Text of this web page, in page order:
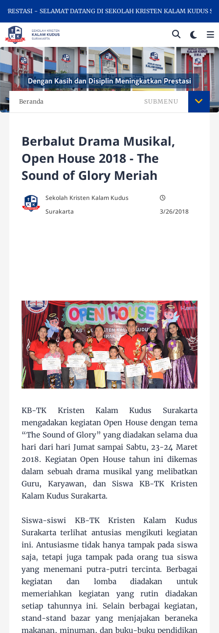
SELAMAT DATANG DI SEKOLAH KRISTEN KALAM KUDUS
Beranda SUBMENU
Berbalut Drama Musikal,
Open House 2018 - The
Sound of Glory Meriah
Sekolah Kristen Kalam Kudus
Surakarta
3/26/2018
KB-TK Kristen Kalam Kudus Surakarta
mengadakan kegiatan Open House dengan tema
“The Sound of Glory” yang diadakan selama dua
hari dari hari Jumat sampai Sabtu, 23-24 Maret
2018. Kegiatan Open House tahun ini dikemas
dalam sebuah drama musikal yang melibatkan
Guru, Karyawan, dan Siswa KB-TK Kristen
Kalam Kudus Surakarta.
Siswa-siswi KB-TK Kristen Kalam Kudus
Surakarta terlihat antusias mengikuti kegiatan
ini. Antusiasme tidak hanya tampak pada siswa
saja, tetapi juga tampak pada orang tua siswa
yang menemani putra-putri tercinta. Berbagai
kegiatan dan lomba diadakan untuk
memeriahkan kegiatan yang rutin diadakan
setiap tahunnya ini. Selain berbagai kegiatan,
stand-stand bazar yang menjajakan beraneka
makanan, minuman, dan buku-buku pendidikan